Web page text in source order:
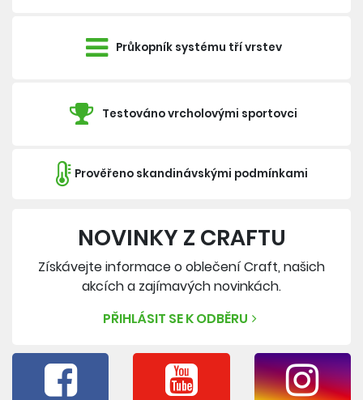
Průkopník systému tří vrstev
Testováno vrcholovými sportovci
Prověřeno skandinávskými podmínkami
NOVINKY Z CRAFTU
Získávejte informace o oblečení Craft, našich
akcích a zajímavých novinkách.
PŘIHLÁSIT SE K ODBĚRU